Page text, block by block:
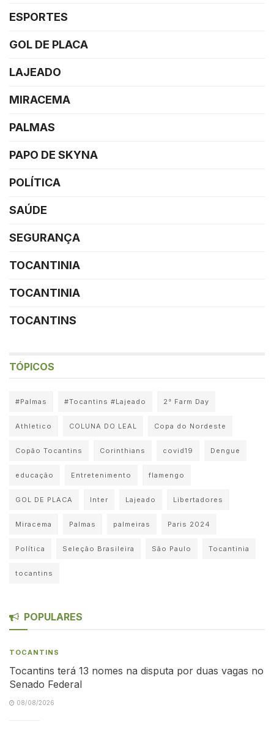
ESPORTES
GOL DE PLACA
LAJEADO
MIRACEMA
PALMAS
PAPO DE SKYNA
POLÍTICA
SAÚDE
SEGURANÇA
TOCANTINIA
TOCANTINIA
TOCANTINS
TÓPICOS
#Palmas #Tocantins #Lajeado 2° Farm Day
Athletico COLUNA DO LEAL Copa do Nordeste
Copão Tocantins Corinthians covid19 Dengue
educação Entretenimento flamengo
GOL DE PLACA Inter Lajeado Libertadores
Miracema Palmas palmeiras Paris 2024
Política Seleção Brasileira São Paulo Tocantinia
tocantins
POPULARES
TOCANTINS
Tocantins terá 13 nomes na disputa por duas vagas no
Senado Federal
08/08/2026